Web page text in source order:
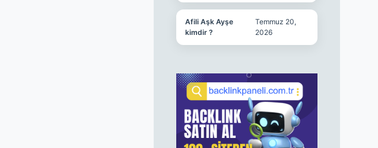
Afili Aşk Ayşe
kimdir ?
Temmuz 20,
2026